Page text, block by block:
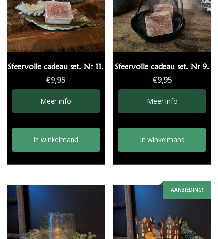
Sfeervolle cadeau set. Nr 11.
€9,95
Meer info
In winkelmand
Sfeervolle cadeau set. Nr 9.
€9,95
Meer info
In winkelmand
AANBIEDING!